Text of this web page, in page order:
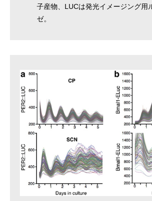
子産物、LUCは発光イメージング用
ゼ。